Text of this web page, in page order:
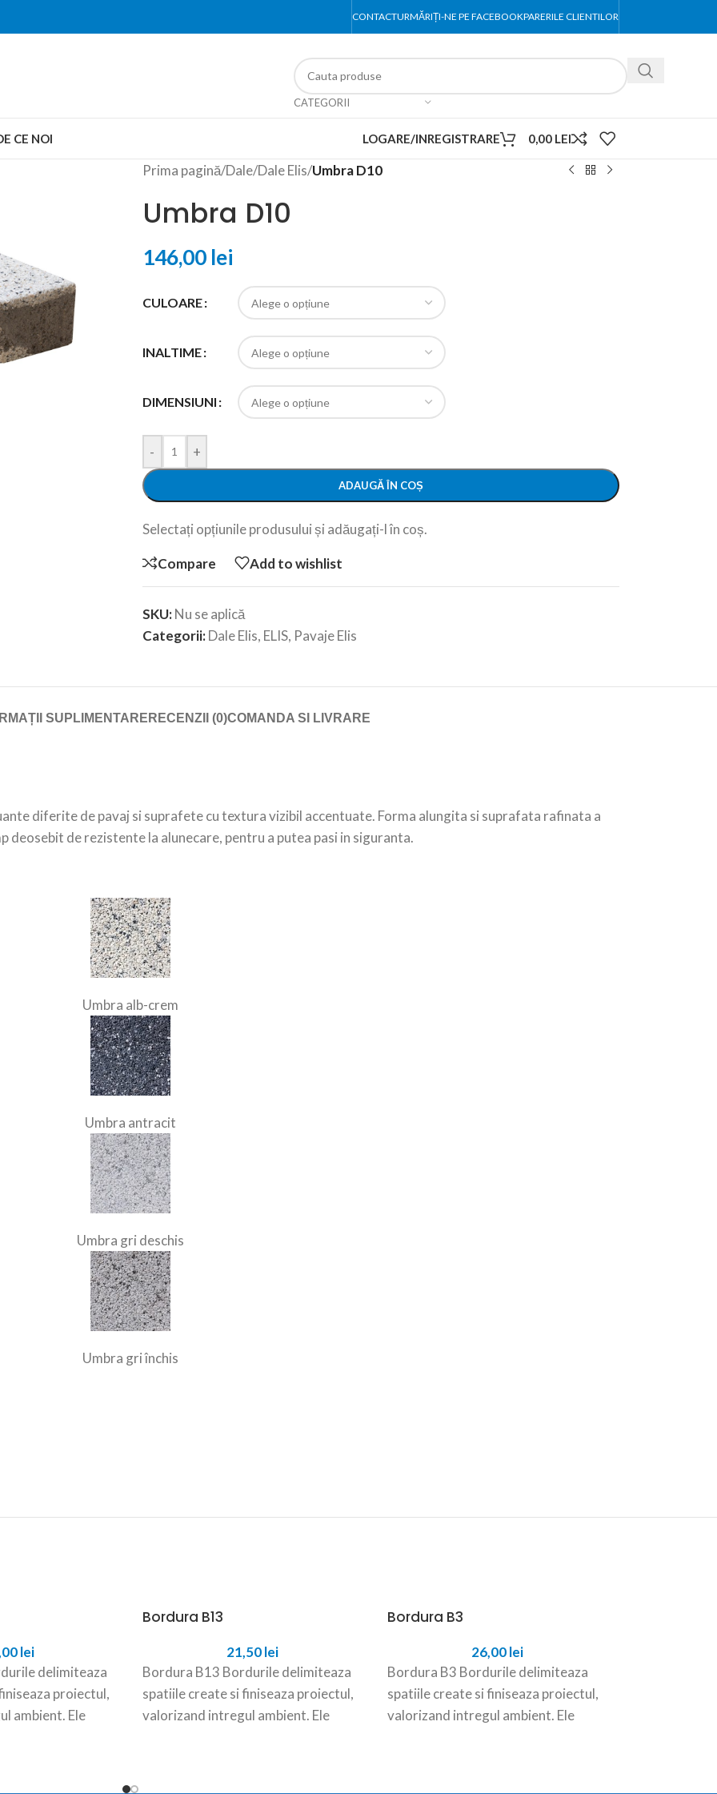
CONTACTURMĂRIȚI-NE PE FACEBOOKPARERILE CLIENTILOR
CATEGORII
CE NOI LOGARE/INREGISTRARE 0,00 LEI
Prima pagină/Dale/Dale Elis/Umbra D10
Umbra D10
146,00 lei
CULOARE
INALTIME
DIMENSIUNI
- +
ADAUGĂ ÎN COȘ
Selectați opțiunile produsului și adăugați-l în coș.
Compare Add to wishlist
SKU:Nu se aplică
Categorii:Dale Elis, ELIS, Pavaje Elis
SUPLIMENTARE RECENZII (0)COMANDA SI LIVRARE
diferite de pavaj si suprafete cu textura vizibil accentuate. Forma alungita si suprafata rafinata a
de rezistente la alunecare, pentru a putea pasi in siguranta.
Umbra alb-crem
Umbra antracit
Umbra gri deschis
Umbra gri închis
lei
delimiteaza
proiectul,
ambient. Ele
Bordura B13
21,50lei
Bordura B13 Bordurile delimiteaza
spatiile create si finiseaza proiectul,
valorizand intregul ambient. Ele
Bordura B3
26,00lei
Bordura B3 Bordurile delimiteaza
spatiile create si finiseaza proiectul,
valorizand intregul ambient. Ele